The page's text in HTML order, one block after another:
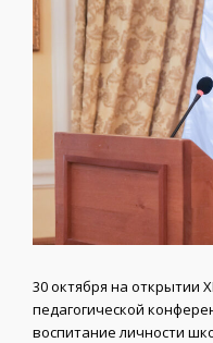
30 октября на открытии
педагогической
воспитание личности